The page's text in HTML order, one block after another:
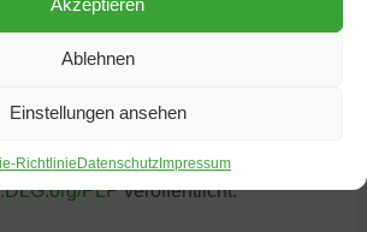
Ablehnen
Einstellungen ansehen
RichtlinieDatenschutzImpressum
Hersteller in einem Jahr nicht teil
verliert er seinen Anspruch auf
Unternehmen sind unter
PLPveröffentlicht.